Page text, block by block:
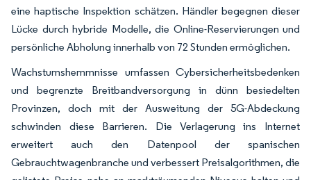
eine haptische Inspektion schätzen. Händler begegnen dieser
Lücke durch hybride Modelle, die Online-Reservierungen und
persönliche Abholung innerhalb von 72 Stunden ermöglichen.
Wachstumshemmnisse umfassen Cybersicherheitsbedenken
und begrenzte Breitbandversorgung in dünn besiedelten
Provinzen, doch mit der Ausweitung der 5G-Abdeckung
schwinden diese Barrieren. Die Verlagerung ins Internet
erweitert auch den Datenpool der spanischen
Gebrauchtwagenbranche und verbessert Preisalgorithmen, die